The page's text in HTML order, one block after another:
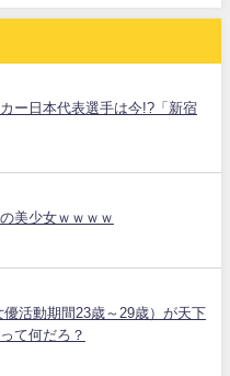
ー日本代表選手は今!?「新宿
美少女ｗｗｗｗ
活動期間23歳～29歳）が天下
て何だろ？